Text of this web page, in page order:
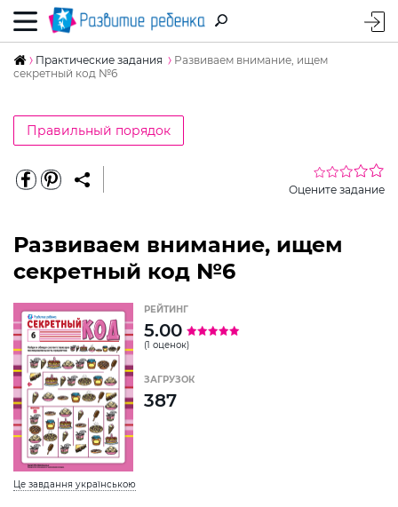
Практические задания
Развиваем внимание, ищем
секретный код №6
Правильный порядок
Оцените задание
Развиваем внимание, ищем
секретный код №6
Це завдання українською
РЕЙТИНГ
5.00
(1 оценок)
ЗАГРУЗОК
387